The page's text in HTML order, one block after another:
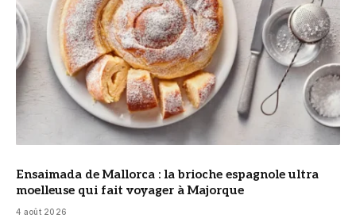
Ensaimada de Mallorca : la brioche espagnole ultra
moelleuse qui fait voyager à Majorque
4 août 2026